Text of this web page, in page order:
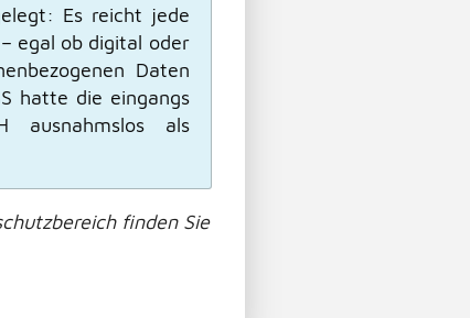
Es reicht jede
egal ob digital oder
Daten
hatte die eingangs
ausnahmslos als
finden Sie